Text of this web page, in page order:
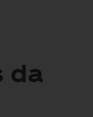
da